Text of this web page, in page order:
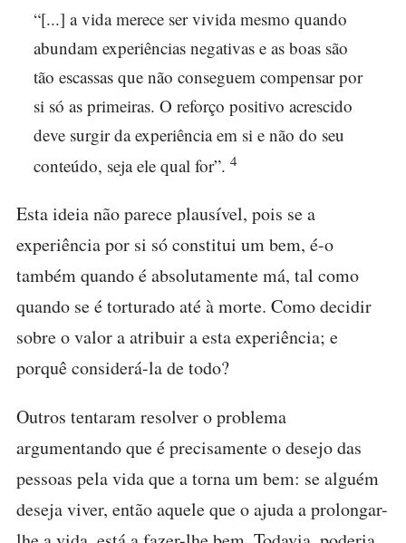
“[...] a vida merece ser vivida mesmo quando
abundam experiências negativas e as boas são
tão escassas que não conseguem compensar por
si só as primeiras. O reforço positivo acrescido
deve surgir da experiência em si e não do seu
conteúdo, seja ele qual for”. 4
Esta ideia não parece plausível, pois se a
experiência por si só constitui um bem, é-o
também quando é absolutamente má, tal como
quando se é torturado até à morte. Como decidir
sobre o valor a atribuir a esta experiência; e
porquê considerá-la de todo?
Outros tentaram resolver o problema
argumentando que é precisamente o desejo das
pessoas pela vida que a torna um bem: se alguém
deseja viver, então aquele que o ajuda a prolongar-